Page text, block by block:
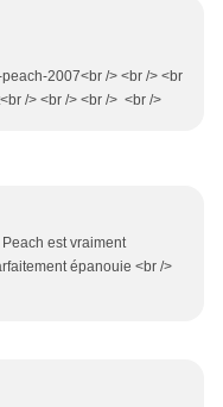
2007<br /> <br /> <br
/> <br /> <br /> <br />
est vraiment
épanouie <br />